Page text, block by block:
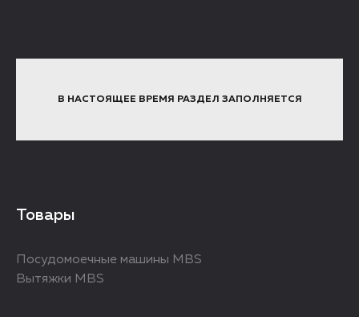
В НАСТОЯЩЕЕ ВРЕМЯ РАЗДЕЛ ЗАПОЛНЯЕТСЯ
Товары
Посудомоечные машины MBS
Вытяжки MBS